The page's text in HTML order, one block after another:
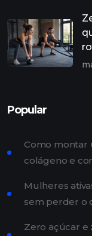
Popular
Como montar
colágeno e
Mulheres
sem perder o
Zero açúcar